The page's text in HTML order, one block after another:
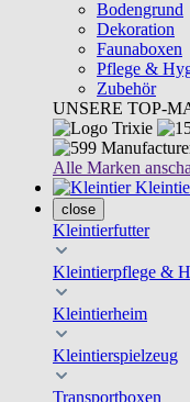
Bodengrund
Dekoration
Faunaboxen
Pflege &
Zubehör
UNSERE TOP-
Alle Marken
close
Kleintierfutter
Kleintierpflege &
Kleintierheim
Kleintierspielzeug
Transportboxen